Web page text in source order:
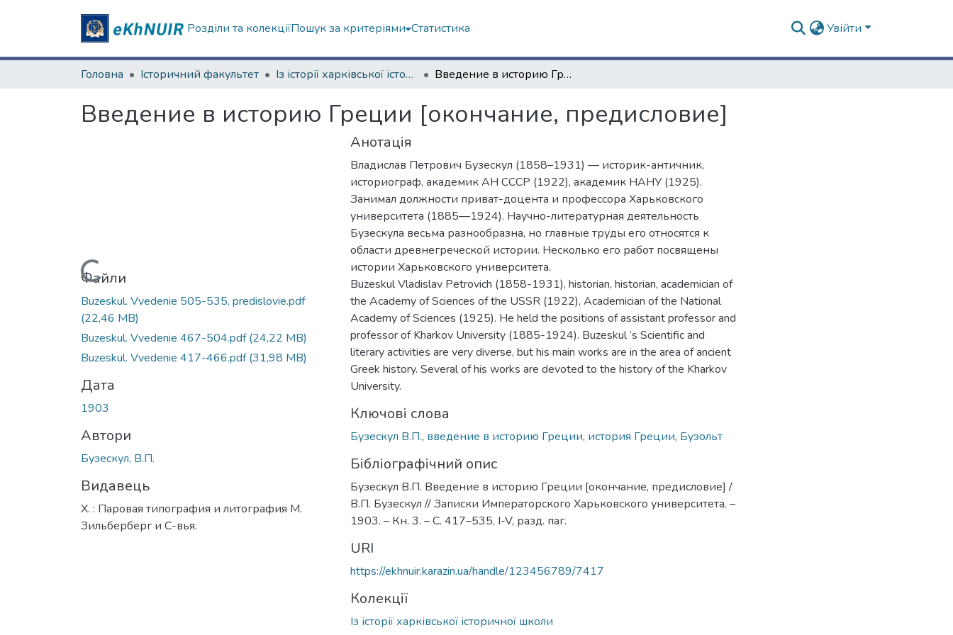
Розділи та колекціїПошук за критеріями Статистика Увійти
Головна Історичний факультет Із історії харківської історичної школи Введение в историю Греции [окончание, предисловие]
Введение в историю Греции [окончание, предисловие]
Вантажиться...
Файли
Buzeskul. Vvedenie 505-535, predislovie.pdf
(22,46 MB)
Buzeskul. Vvedenie 467-504.pdf(24,22 MB)
Buzeskul. Vvedenie 417-466.pdf(31,98 MB)
Дата
1903
Автори
Бузескул, В.П.
Видавець
Х. : Паровая типография и литография М.
Зильберберг и С-вья.
Анотація
Владислав Петрович Бузескул (1858–1931) — историк-античник,
историограф, академик АН СССР (1922), академик НАНУ (1925).
Занимал должности приват-доцента и профессора Харьковского
университета (1885—1924). Научно-литературная деятельность
Бузескула весьма разнообразна, но главные труды его относятся к
области древнегреческой истории. Несколько его работ посвящены
истории Харьковского университета.
Buzeskul Vladislav Petrovich (1858-1931), historian, historian, academician of
the Academy of Sciences of the USSR (1922), Academician of the National
Academy of Sciences (1925). He held the positions of assistant professor and
professor of Kharkov University (1885-1924). Buzeskul ’s Scientific and
literary activities are very diverse, but his main works are in the area of ancient
Greek history. Several of his works are devoted to the history of the Kharkov
University.
Ключові слова
Бузескул В.П., введение в историю Греции, история Греции, Бузольт
Бібліографічний опис
Бузескул В.П. Введение в историю Греции [окончание, предисловие] /
В.П. Бузескул // Записки Императорского Харьковского университета. –
1903. – Кн. 3. – С. 417–535, I-V, разд. паг.
URI
https://ekhnuir.karazin.ua/handle/123456789/7417
Колекції
Із історії харківської історичної школи